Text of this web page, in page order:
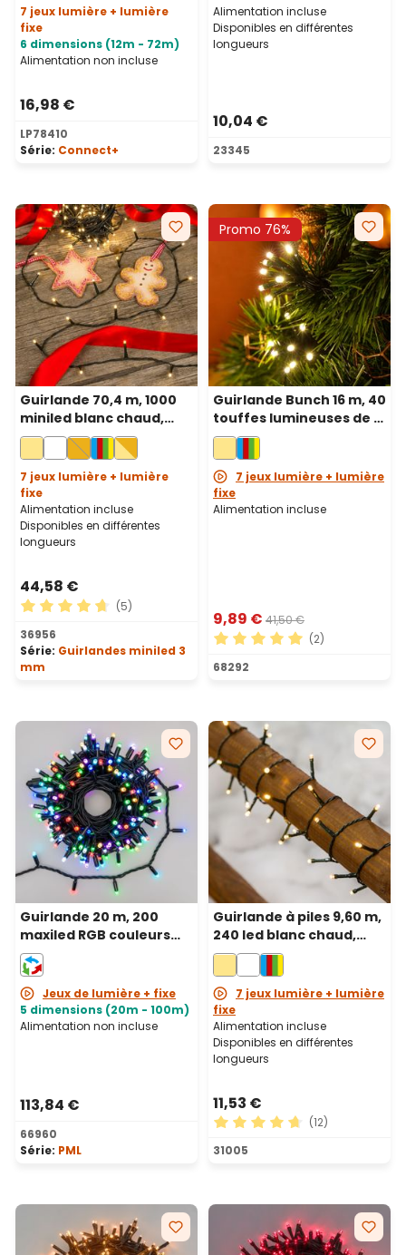
7 jeux lumière + lumière
fixe
6 dimensions (12m - 72m)
Alimentation non incluse
16,98 €
LP78410
Série: Connect+
Alimentation incluse
Disponibles en différentes
longueurs
10,04 €
23345
Guirlande 70,4 m, 1000
miniled blanc chaud,
câble vert
7 jeux lumière + lumière
fixe
Alimentation incluse
Disponibles en différentes
longueurs
44,58 €
Note moyenne de 4.8 sur 5 étoiles
(5)
36956
Série: Guirlandes miniled 3
mm
Promo 76%
Guirlande Bunch 16 m, 40
touffes lumineuses de 8
led blanc chaud, câble
vert
7 jeux lumière + lumière
fixe
Alimentation incluse
9,89 € 41,50 €
Note moyenne de 5 sur 5
(2)
68292
Guirlande 20 m, 200
maxiled RGB couleurs
changeantes, câble
noir, prolongeable, IP67
Jeux de lumière + fixe
5 dimensions (20m - 100m)
Alimentation non incluse
113,84 €
66960
Série: PML
Guirlande à piles 9,60 m,
240 led blanc chaud,
câble vert
7 jeux lumière + lumière
fixe
Alimentation incluse
Disponibles en différentes
longueurs
11,53 €
Note moyenne de 4.75 sur
(12)
31005